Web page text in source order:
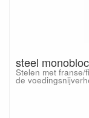
steel
Stelen met
de